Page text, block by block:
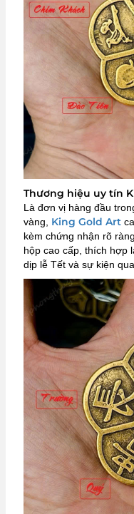
Thương hiệu uy tín
Là đơn vị hàng đầu
vàng, King Gold Art
kèm chứng nhận rõ
hộp cao cấp, thích hợp
dịp lễ Tết và sự kiện